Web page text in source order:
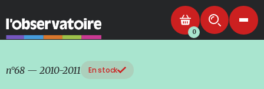
0
n°68 — 2010-2011 En stock